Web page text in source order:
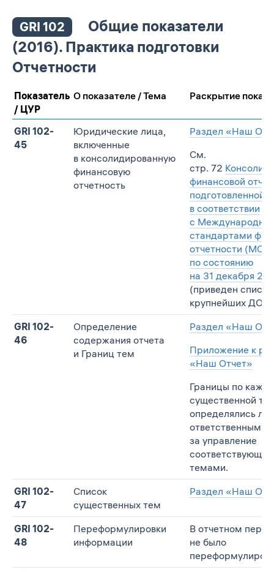
GRI 102
Общие показатели
(2016). Практика подготовки
Отчетности
Показатель
/ ЦУР
О показателе / Тема Раскрытие
GRI 102-
45
Юридические лица,
включенные
в консолидированную
финансовую
отчетность
Раздел «Наш
См.
стр. 72
финансовой
подготовленной
в соответствии
с
стандартами
отчетности
по состоянию
на 31 декабря
(приведен список
крупнейших ДО)
GRI 102-
46
Определение
содержания отчета
и Границ тем
Раздел «Наш
Приложение к
«Наш Отчет»
Границы по
существенной
определялись
ответственными
за управление
темами.
GRI 102-
47
Список
существенных тем
Раздел «Наш
GRI 102-
48
Переформулировки
информации
В отчетном
не было